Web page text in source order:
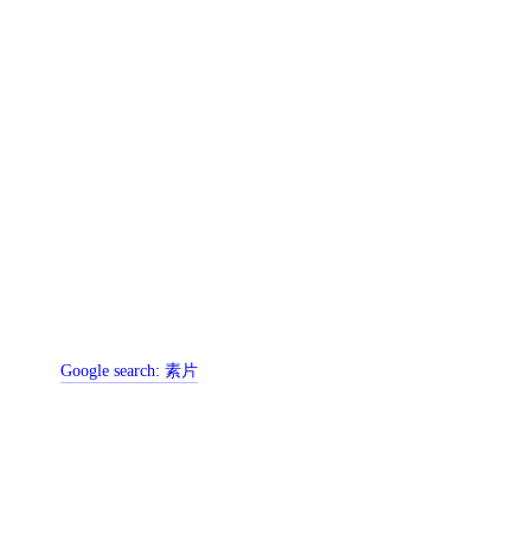
Google search:素片